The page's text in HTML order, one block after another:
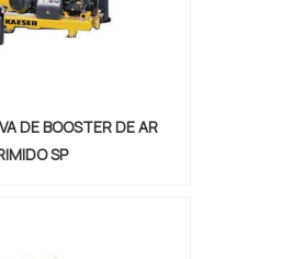
DE BOOSTER DE AR
SP